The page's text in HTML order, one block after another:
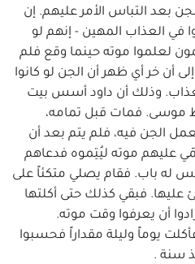
بعد التباس الأمر عليهم. إن
في العذاب المهين - إنهم لو
لعلموا موته حينما وقع فلم
أن خر أي ظهر أن الجن لو كانوا
وذلك أن داود أسس بيت
فمات قبل تمامه،
الجن فيه، فلم يتم بعد أن
عليهم موته ليُتِموه فدعاهم
له باب. فقام يصلي متكئاً على
فبقي كذلك حتى أكلتها
أن يعرفوا وقت موته.
يوماً وليلة مقداراً فحسبوا
سنة .